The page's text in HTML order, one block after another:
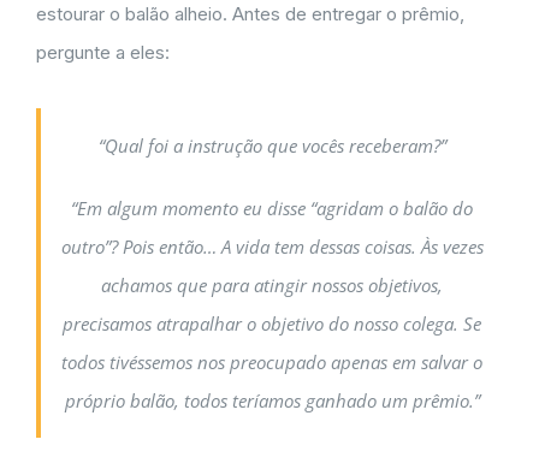
estourar o balão alheio. Antes de entregar o prêmio,
pergunte a eles:
“Qual foi a instrução que vocês receberam?”
“Em algum momento eu disse “agridam o balão do
outro”? Pois então… A vida tem dessas coisas. Às vezes
achamos que para atingir nossos objetivos,
precisamos atrapalhar o objetivo do nosso colega. Se
todos tivéssemos nos preocupado apenas em salvar o
próprio balão, todos teríamos ganhado um prêmio.”